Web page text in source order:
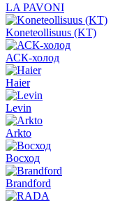
LA PAVONI
Koneteollisuus (KT)
АСК-холод
Haier
Levin
Arkto
Восход
Brandford